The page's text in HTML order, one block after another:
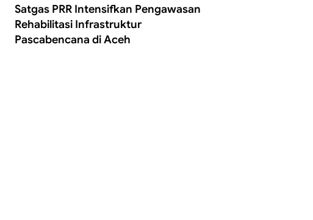
Satgas PRR Intensifkan Pengawasan
Rehabilitasi Infrastruktur
Pascabencana di Aceh